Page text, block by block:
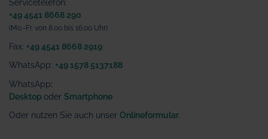
Servicetelefon:
+49 4541 8668 290
(Mo.-Fr. von 8.00 bis 16.00 Uhr)
Fax: +49 4541 8668 2919
WhatsApp: +49 1578 5137188
WhatsApp:
Desktop oder Smartphone
Oder nutzen Sie auch unser Onlineformular